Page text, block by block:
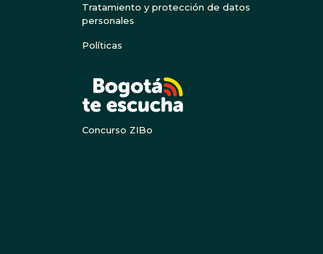
Tratamiento y protección de datos
personales
Políticas
Concurso ZIBo